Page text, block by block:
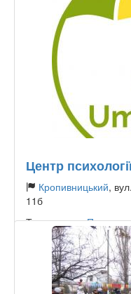
Центр
Кропивницький,
11б
Тип садочку: